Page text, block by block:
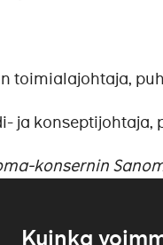
toimialajohtaja,
ja konseptijohtaja,
konsernin
Kuinka